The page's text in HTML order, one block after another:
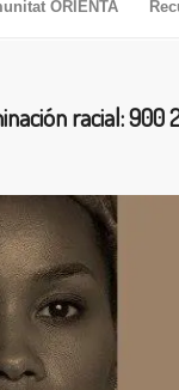
ORIENTA
racial: 900